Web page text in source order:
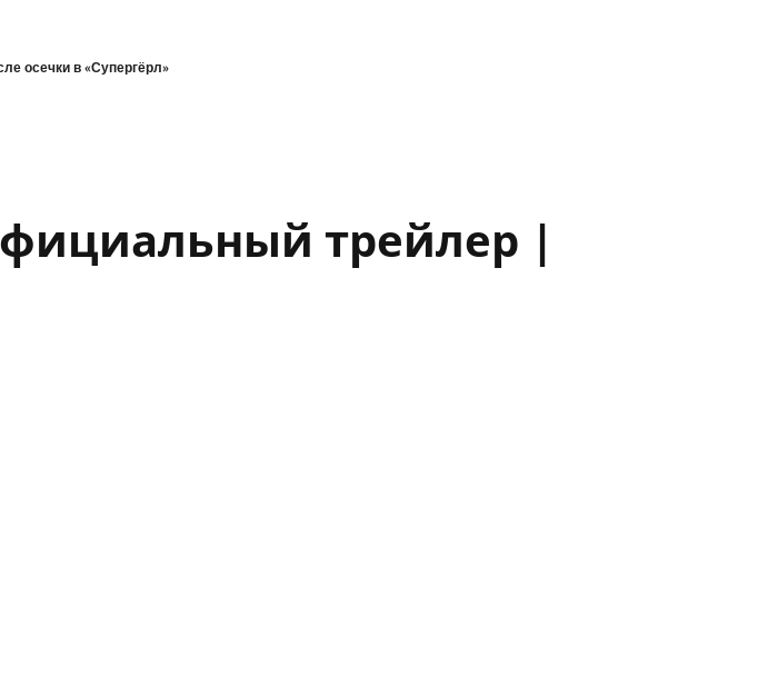
осечки в «Супергёрл»
трейлер |